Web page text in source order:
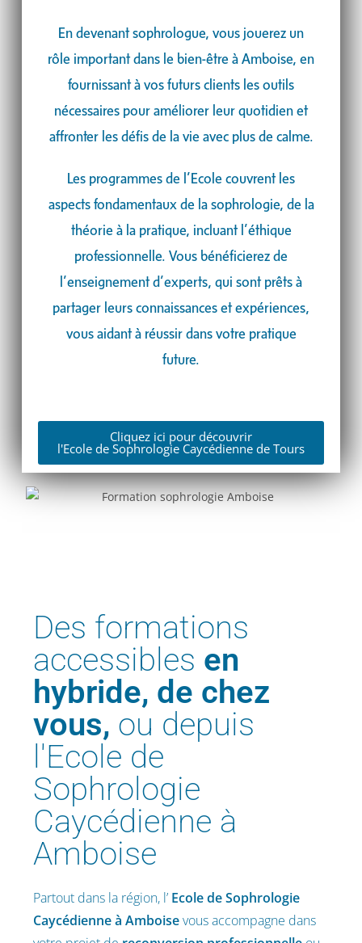
En devenant sophrologue, vous jouerez un
rôle important dans le bien-être à Amboise, en
fournissant à vos futurs clients les outils
nécessaires pour améliorer leur quotidien et
affronter les défis de la vie avec plus de calme.
Les programmes de l’Ecole couvrent les
aspects fondamentaux de la sophrologie, de la
théorie à la pratique, incluant l’éthique
professionnelle. Vous bénéficierez de
l’enseignement d’experts, qui sont prêts à
partager leurs connaissances et expériences,
vous aidant à réussir dans votre pratique
future.
Cliquez ici pour découvrir
l'Ecole de Sophrologie Caycédienne de Tours
Des formations
accessibles en
hybride, de chez
vous, ou depuis
l'Ecole de
Sophrologie
Caycédienne à
Amboise
Partout dans la région, l’ Ecole de Sophrologie
Caycédienne à Amboisevous accompagne dans